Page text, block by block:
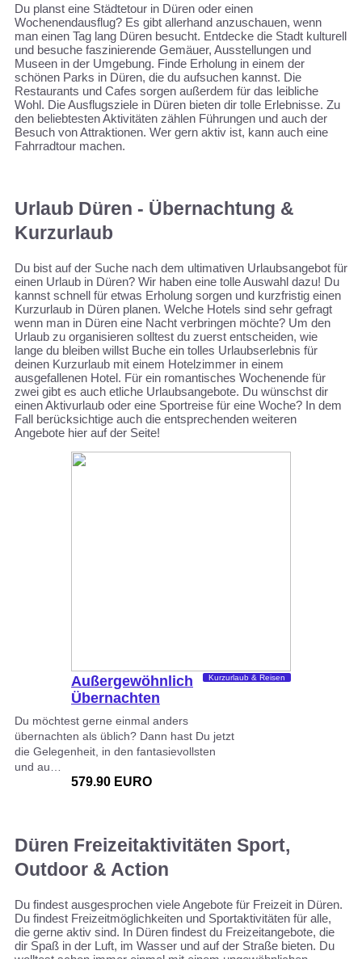
Du planst eine Städtetour in Düren oder einen
Wochenendausflug? Es gibt allerhand anzuschauen, wenn
man einen Tag lang Düren besucht. Entdecke die Stadt kulturell
und besuche faszinierende Gemäuer, Ausstellungen und
Museen in der Umgebung. Finde Erholung in einem der
schönen Parks in Düren, die du aufsuchen kannst. Die
Restaurants und Cafes sorgen außerdem für das leibliche
Wohl. Die Ausflugsziele in Düren bieten dir tolle Erlebnisse. Zu
den beliebtesten Aktivitäten zählen Führungen und auch der
Besuch von Attraktionen. Wer gern aktiv ist, kann auch eine
Fahrradtour machen.
Urlaub Düren - Übernachtung &
Kurzurlaub
Du bist auf der Suche nach dem ultimativen Urlaubsangebot für
einen Urlaub in Düren? Wir haben eine tolle Auswahl dazu! Du
kannst schnell für etwas Erholung sorgen und kurzfristig einen
Kurzurlaub in Düren planen. Welche Hotels sind sehr gefragt
wenn man in Düren eine Nacht verbringen möchte? Um den
Urlaub zu organisieren solltest du zuerst entscheiden, wie
lange du bleiben willst Buche ein tolles Urlaubserlebnis für
deinen Kurzurlaub mit einem Hotelzimmer in einem
ausgefallenen Hotel. Für ein romantisches Wochenende für
zwei gibt es auch etliche Urlaubsangebote. Du wünschst dir
einen Aktivurlaub oder eine Sportreise für eine Woche? In dem
Fall berücksichtige auch die entsprechenden weiteren
Angebote hier auf der Seite!
Außergewöhnlich
Übernachten
Düren
Kurzurlaub & Reisen
Du möchtest gerne einmal anders
übernachten als üblich? Dann hast Du jetzt
die Gelegenheit, in den fantasievollsten
und au…
579.90 EURO
Düren Freizeitaktivitäten Sport,
Outdoor & Action
Du findest ausgesprochen viele Angebote für Freizeit in Düren.
Du findest Freizeitmöglichkeiten und Sportaktivitäten für alle,
die gerne aktiv sind. In Düren findest du Freizeitangebote, die
dir Spaß in der Luft, im Wasser und auf der Straße bieten. Du